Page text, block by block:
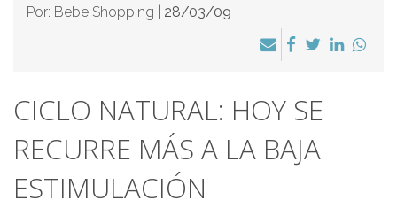
Por: Bebe Shopping | 28/03/09
CICLO NATURAL: HOY SE
RECURRE MÁS A LA BAJA
ESTIMULACIÓN